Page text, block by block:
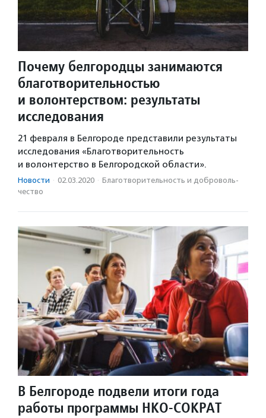
Почему белгородцы занимаются
благотворительностью
и волонтерством: результаты
исследования
21 февраля в Белгороде представили результаты
исследования «Благотворительность
и волонтерство в Белгородской области».
Новости · 02.03.2020 · Благотвори­тель­ность и доброволь­
чест­во
В Белгороде подвели итоги года
работы программы НКО-СОКРАТ